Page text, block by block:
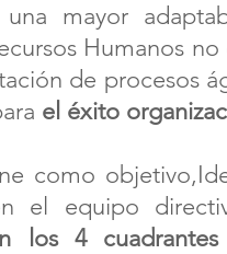
mayor
Humanos
de procesos
el éxito
como
el equipo
los 4